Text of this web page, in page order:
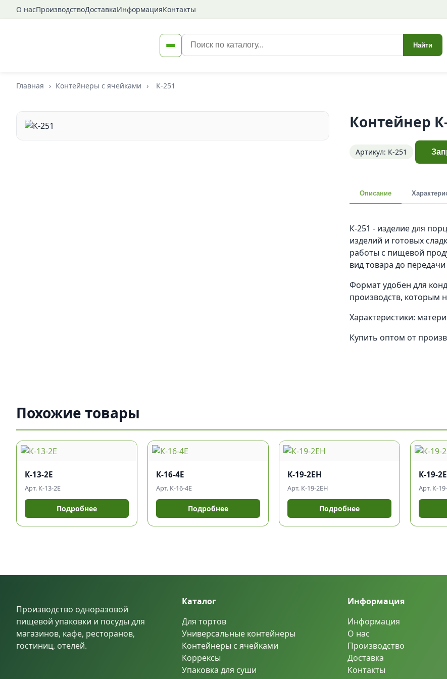
О насПроизводствоДоставкаИнформацияКонтакты
Найти
Главная › Контейнеры с ячейками › К-251
Контейнер
Артикул: К-251
Описание
К-251 - изделие для
изделий и готовых
работы с пищевой
вид товара до
Формат удобен для
производств, которым
Характеристики:
Купить оптом от
Похожие товары
К-13-2Е
Арт. К-13-2Е
Подробнее
К-16-4Е
Арт. К-16-4Е
Подробнее
К-19-2ЕН
Арт. К-19-2ЕН
Подробнее
К-19-
Арт. К-
Производство одноразовой
пищевой упаковки и посуды для
магазинов, кафе, ресторанов,
гостиниц, отелей.
Каталог
Для тортов
Универсальные контейнеры
Контейнеры с ячейками
Коррексы
Упаковка для суши
Информация
Информация
О нас
Производство
Доставка
Контакты